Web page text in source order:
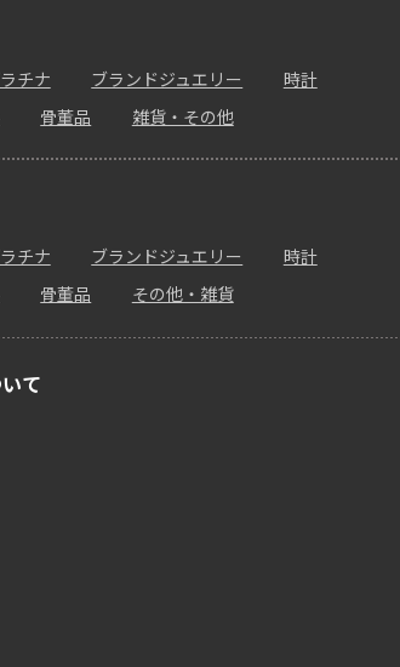
チナ ブランドジュエリー
時計
骨董品 雑貨・その他
チナ ブランドジュエリー
時計
骨董品 その他・雑貨
て